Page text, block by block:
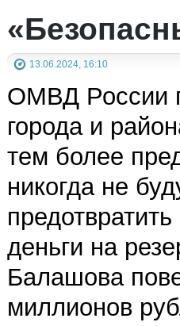
13.06.2024, 16:10
ОМВД России
города и
тем более
никогда не
деньги на
Балашова
миллионов